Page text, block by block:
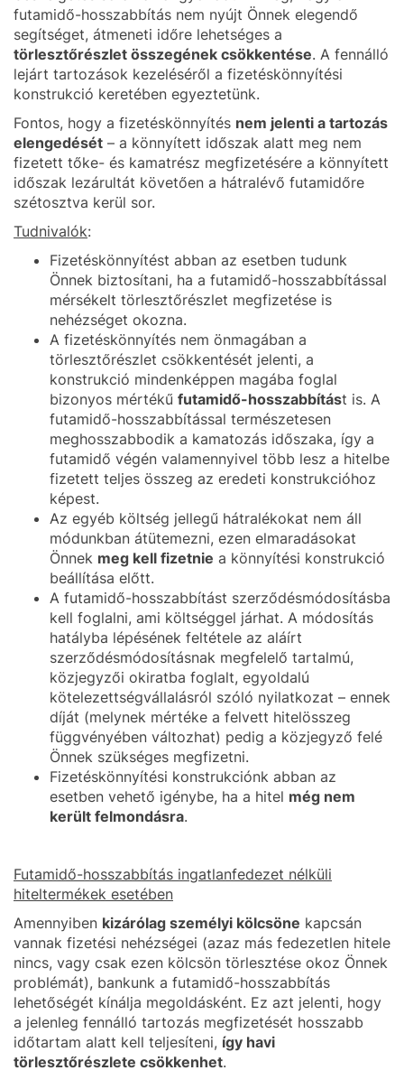
futamidő-hosszabbítás nem nyújt Önnek elegendő
segítséget, átmeneti időre lehetséges a
törlesztőrészlet összegének csökkentése. A fennálló
lejárt tartozások kezeléséről a fizetéskönnyítési
konstrukció keretében egyeztetünk.
Fontos, hogy a fizetéskönnyítés nem jelenti a tartozás
elengedését – a könnyített időszak alatt meg nem
fizetett tőke- és kamatrész megfizetésére a könnyített
időszak lezárultát követően a hátralévő futamidőre
szétosztva kerül sor.
Tudnivalók:
Fizetéskönnyítést abban az esetben tudunk
Önnek biztosítani, ha a futamidő-hosszabbítással
mérsékelt törlesztőrészlet megfizetése is
nehézséget okozna.
A fizetéskönnyítés nem önmagában a
törlesztőrészlet csökkentését jelenti, a
konstrukció mindenképpen magába foglal
bizonyos mértékű futamidő-hosszabbítást is. A
futamidő-hosszabbítással természetesen
meghosszabbodik a kamatozás időszaka, így a
futamidő végén valamennyivel több lesz a hitelbe
fizetett teljes összeg az eredeti konstrukcióhoz
képest.
Az egyéb költség jellegű hátralékokat nem áll
módunkban átütemezni, ezen elmaradásokat
Önnek meg kell fizetnie a könnyítési konstrukció
beállítása előtt.
A futamidő-hosszabbítást szerződésmódosításba
kell foglalni, ami költséggel járhat. A módosítás
hatályba lépésének feltétele az aláírt
szerződésmódosításnak megfelelő tartalmú,
közjegyzői okiratba foglalt, egyoldalú
kötelezettségvállalásról szóló nyilatkozat – ennek
díját (melynek mértéke a felvett hitelösszeg
függvényében változhat) pedig a közjegyző felé
Önnek szükséges megfizetni.
Fizetéskönnyítési konstrukciónk abban az
esetben vehető igénybe, ha a hitel még nem
került felmondásra.
Futamidő-hosszabbítás ingatlanfedezet nélküli
hiteltermékek esetében
Amennyiben kizárólag személyi kölcsöne kapcsán
vannak fizetési nehézségei (azaz más fedezetlen hitele
nincs, vagy csak ezen kölcsön törlesztése okoz Önnek
problémát), bankunk a futamidő-hosszabbítás
lehetőségét kínálja megoldásként. Ez azt jelenti, hogy
a jelenleg fennálló tartozás megfizetését hosszabb
időtartam alatt kell teljesíteni, így havi
törlesztőrészlete csökkenhet.